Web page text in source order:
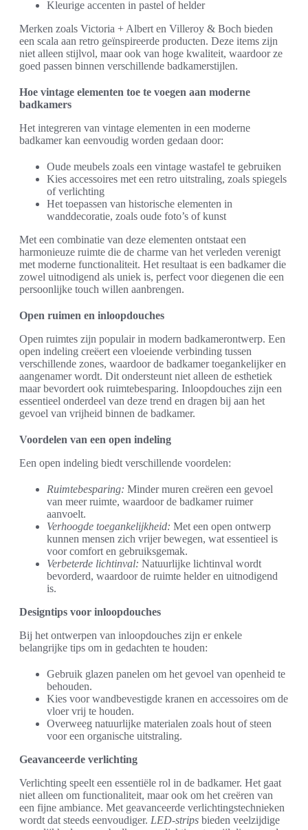
Kleurige accenten in pastel of helder
Merken zoals Victoria + Albert en Villeroy & Boch bieden
een scala aan retro geïnspireerde producten. Deze items zijn
niet alleen stijlvol, maar ook van hoge kwaliteit, waardoor ze
goed passen binnen verschillende badkamerstijlen.
Hoe vintage elementen toe te voegen aan moderne
badkamers
Het integreren van vintage elementen in een moderne
badkamer kan eenvoudig worden gedaan door:
Oude meubels zoals een vintage wastafel te gebruiken
Kies accessoires met een retro uitstraling, zoals spiegels
of verlichting
Het toepassen van historische elementen in
wanddecoratie, zoals oude foto’s of kunst
Met een combinatie van deze elementen ontstaat een
harmonieuze ruimte die de charme van het verleden verenigt
met moderne functionaliteit. Het resultaat is een badkamer die
zowel uitnodigend als uniek is, perfect voor diegenen die een
persoonlijke touch willen aanbrengen.
Open ruimen en inloopdouches
Open ruimtes zijn populair in modern badkamerontwerp. Een
open indeling creëert een vloeiende verbinding tussen
verschillende zones, waardoor de badkamer toegankelijker en
aangenamer wordt. Dit ondersteunt niet alleen de esthetiek
maar bevordert ook ruimtebesparing. Inloopdouches zijn een
essentieel onderdeel van deze trend en dragen bij aan het
gevoel van vrijheid binnen de badkamer.
Voordelen van een open indeling
Een open indeling biedt verschillende voordelen:
Ruimtebesparing: Minder muren creëren een gevoel
van meer ruimte, waardoor de badkamer ruimer
aanvoelt.
Verhoogde toegankelijkheid: Met een open ontwerp
kunnen mensen zich vrijer bewegen, wat essentieel is
voor comfort en gebruiksgemak.
Verbeterde lichtinval: Natuurlijke lichtinval wordt
bevorderd, waardoor de ruimte helder en uitnodigend
is.
Designtips voor inloopdouches
Bij het ontwerpen van inloopdouches zijn er enkele
belangrijke tips om in gedachten te houden:
Gebruik glazen panelen om het gevoel van openheid te
behouden.
Kies voor wandbevestigde kranen en accessoires om de
vloer vrij te houden.
Overweeg natuurlijke materialen zoals hout of steen
voor een organische uitstraling.
Geavanceerde verlichting
Verlichting speelt een essentiële rol in de badkamer. Het gaat
niet alleen om functionaliteit, maar ook om het creëren van
een fijne ambiance. Met geavanceerde verlichtingstechnieken
wordt dat steeds eenvoudiger. LED-strips bieden veelzijdige